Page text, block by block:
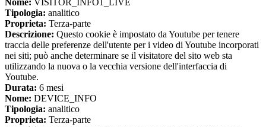
Nome: VISITOR_INFO1_LIVE
Tipologia: analitico
Proprieta: Terza-parte
Descrizione: Questo cookie è impostato da Youtube per tenere
traccia delle preferenze dell'utente per i video di Youtube incorporati
nei siti; può anche determinare se il visitatore del sito web sta
utilizzando la nuova o la vecchia versione dell'interfaccia di
Youtube.
Durata: 6 mesi
Nome: DEVICE_INFO
Tipologia: analitico
Proprieta: Terza-parte